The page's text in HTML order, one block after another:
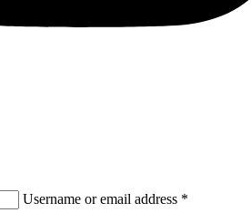
Username or email address *